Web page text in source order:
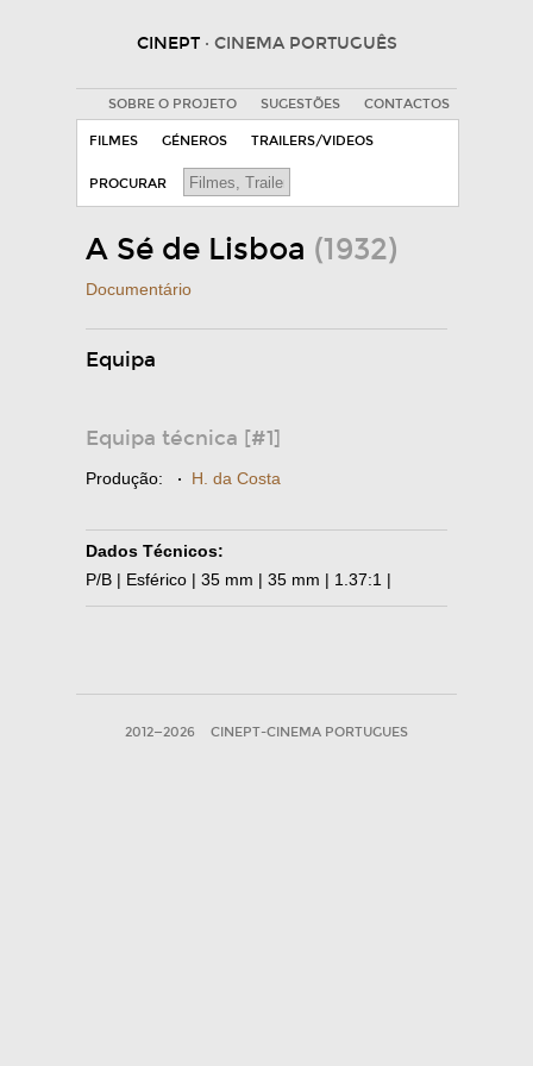
CINEPT · CINEMA PORTUGUÊS
SOBRE O PROJETO SUGESTÕES CONTACTOS
FILMES GÉNEROS TRAILERS/VIDEOS
PROCURAR
A Sé de Lisboa (1932)
Documentário
Equipa
Equipa técnica [#1]
Produção: · H. da Costa
Dados Técnicos:
P/B | Esférico | 35 mm | 35 mm | 1.37:1 |
2012—2026 CINEPT-CINEMA PORTUGUES